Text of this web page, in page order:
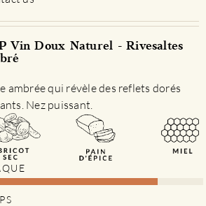
Vin Doux Naturel - Rivesaltes
ambrée qui révèle des reflets dorés
Nez puissant.